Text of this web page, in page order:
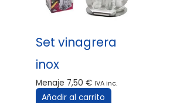
Set vinagrera
inox
Menaje 7,50€ IVA inc.
Añadir al carrito